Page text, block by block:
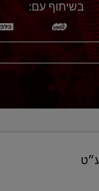
בשיתוף עם: